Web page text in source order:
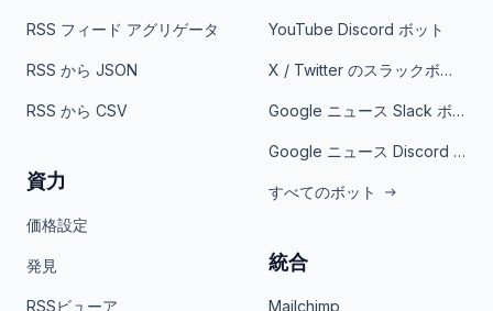
RSS フィード アグリゲータ
RSS から JSON
RSS から CSV
資力
価格設定
発見
RSSビューア
YouTube Discord ボット
X / Twitter のスラックボット
Google ニュース Slack ボット
Google ニュース Discord ボット
すべてのボット
統合
Mailchimp